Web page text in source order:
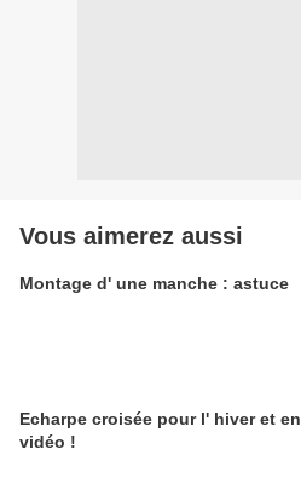
Vous aimerez aussi
Montage d' une manche : astuce
Echarpe croisée pour l' hiver et en
vidéo !